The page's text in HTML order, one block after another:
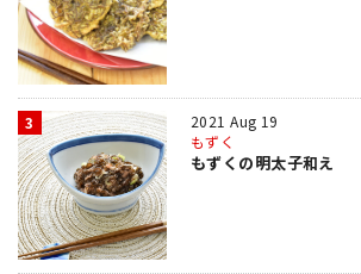
3
2021 Aug 19
もずく
もずくの明太子和え